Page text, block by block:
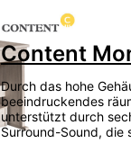
Content
Durch das hohe
beeindruckendes
unterstützt durch
Surround-Sound, die